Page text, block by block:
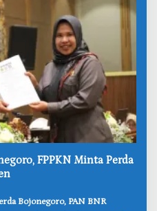
FPPKN Minta Perda
Bojonegoro, PAN BNR